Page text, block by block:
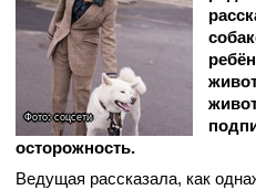
Фото: соцсети
осторожность.
Ведущая рассказала, как